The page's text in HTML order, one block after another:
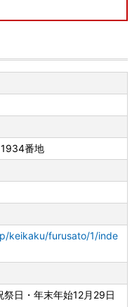
ざいます✨✨😆✨✨
ではふるなびに掲載して
す✨✨✨
市の技術を用いた返礼
インナップとなってお
タデープラス」の人
ング』で「全自動コーヒ
に選ばれました！】
番地
keikaku/furusato/1/inde
日・年末年始12月29日